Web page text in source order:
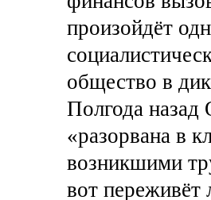
произойдёт
общество в
Полгода назад
«разорвана в
возникшими
вот переживёт